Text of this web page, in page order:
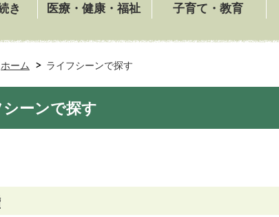
き 医療・健康・福祉 子育て・教育
ホーム ライフシーンで探す
ーンで探す